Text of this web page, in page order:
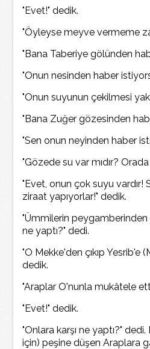
"Evet!" dedik.
"Öyleyse meyve vermeme
"Bana Taberiye gölünden
"Onun nesinden haber
"Onun suyunun çekilmesi
"Bana Zuğer gözesinden
"Sen onun neyinden haber
"Gözede su var mıdır?
"Evet, onun çok suyu vardır!
ziraat yapıyorlar!" dedik.
"Ümmilerin
ne yaptı?" dedi.
"O Mekke'den çıkıp Yesrib'e
dedik.
"Araplar O'nunla mukâtele
"Evet!" dedik.
"Onlara karşı ne yaptı?"
için) peşine düşen Araplara